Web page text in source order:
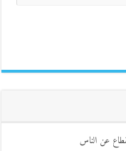
عن الناس